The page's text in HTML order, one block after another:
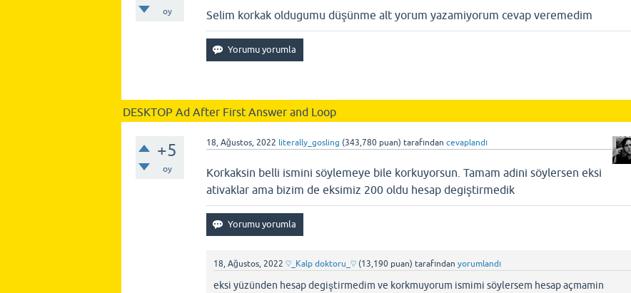
oy Selim korkak oldugumu düşünme alt yorum yazamiyorum cevap veremedim
DESKTOP Ad After First Answer and Loop
+5
oy
18, Ağustos, 2022 literally_gosling (343,780 puan) tarafından cevaplandı
Korkaksin belli ismini söylemeye bile korkuyorsun. Tamam adini söylersen eksi
ativaklar ama bizim de eksimiz 200 oldu hesap degiştirmedik
18, Ağustos, 2022 ♡_Kalp doktoru_♡ (13,190 puan) tarafından yorumlandı
eksi yüzünden hesap degiştirmedim ve korkmuyorum ismimi söylersem hesap açmamin